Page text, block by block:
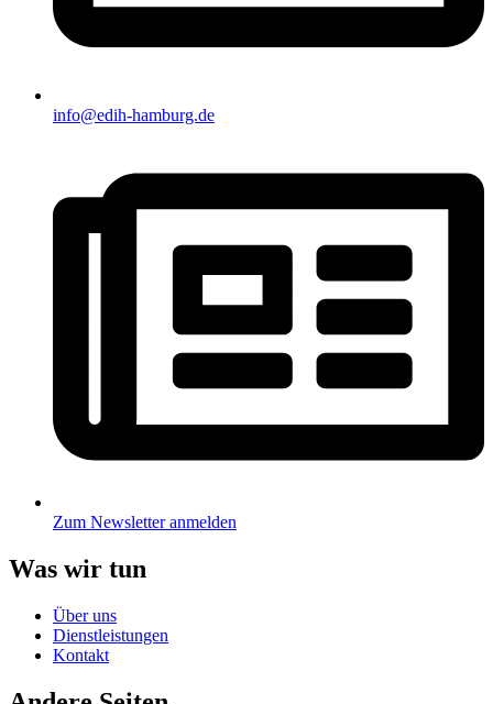
info@edih-hamburg.de
Zum Newsletter anmelden
Was wir tun
Über uns
Dienstleistungen
Kontakt